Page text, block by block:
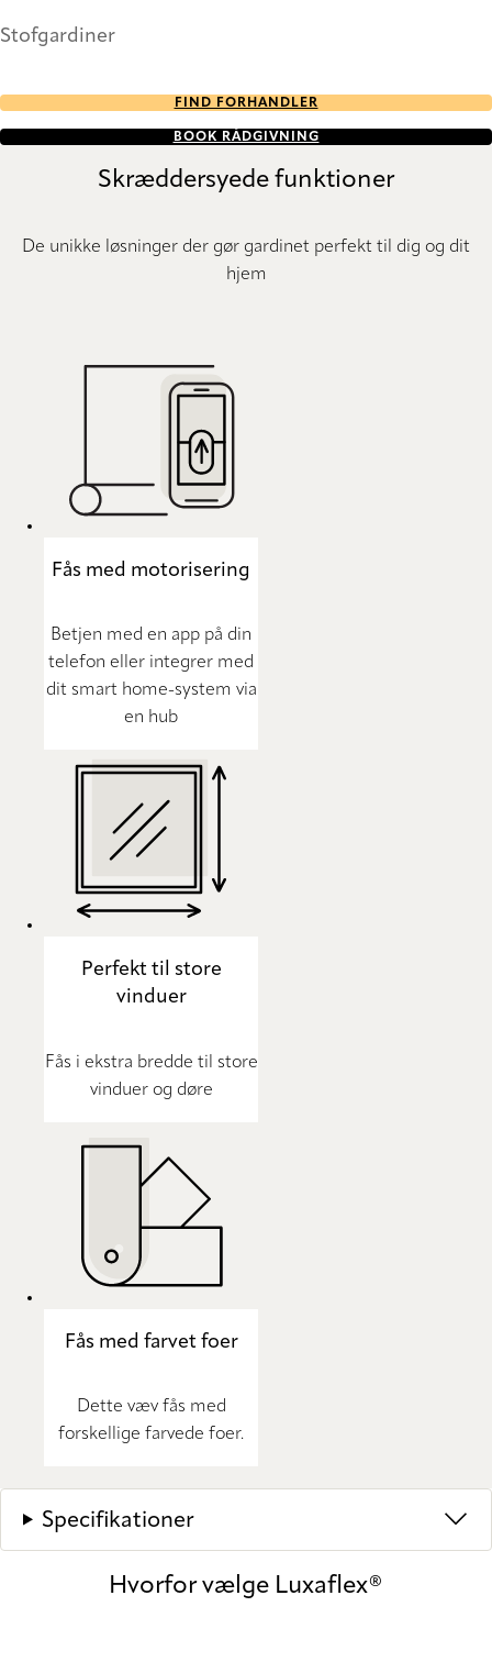
Stofgardiner
FIND FORHANDLER
BOOK RÅDGIVNING
Skræddersyede funktioner
De unikke løsninger der gør gardinet perfekt til dig og dit
hjem
Fås med motorisering
Betjen med en app på din
telefon eller integrer med
dit smart home-system via
en hub
Perfekt til store
vinduer
Fås i ekstra bredde til store
vinduer og døre
Fås med farvet foer
Dette væv fås med
forskellige farvede foer.
Specifikationer
Hvorfor vælge Luxaflex®